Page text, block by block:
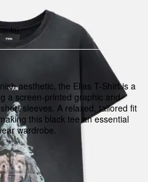
aesthetic, the Elias T-Shirt is a
a screen-printed graphic and
sleeves. A relaxed, tailored fit
this black tee an essential
wardrobe.